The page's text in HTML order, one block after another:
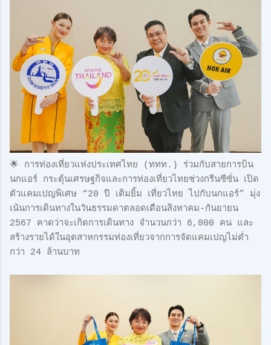
🌟 การท่องเที่ยวแห่งประเทศไทย (ททท.) ร่วมกับสายการบิน
นกแอร์ กระตุ้นเศรษฐกิจและการท่องเที่ยวไทยช่วงกรีนซีซั่น เปิด
ตัวแคมเปญพิเศษ “20 ปี เติมยิ้ม เที่ยวไทย ไปกับนกแอร์” มุ่ง
เน้นการเดินทางในวันธรรมดาตลอดเดือนสิงหาคม-กันยายน
2567 คาดว่าจะเกิดการเดินทาง จำนวนกว่า 6,000 คน และ
สร้างรายได้ในอุตสาหกรรมท่องเที่ยวจากการจัดแคมเปญไม่ต่ำ
กว่า 24 ล้านบาท